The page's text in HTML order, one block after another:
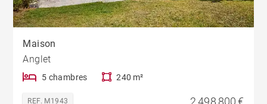
Maison
Anglet
5 chambres 240 m²
REF. M1943 2 498 800 €